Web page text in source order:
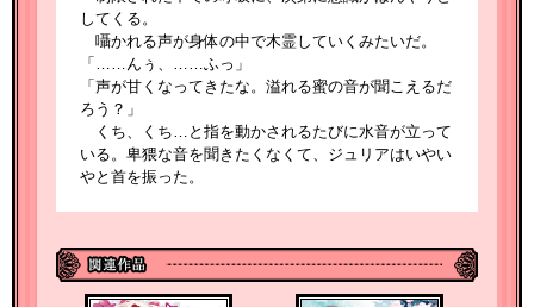
してくる。
囁かれる声が身体の中で木霊していくみたいだ。
「……んぅ、……ふっ」
「声が甘くなってきたな。溢れる蜜の音が聞こえるだ
ろう？」
くち、くち…と指を動かされるたびに水音が立って
いる。卑猥な音を聞きたくなくて、ジュリアはいやい
やと首を振った。